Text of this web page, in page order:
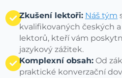
Zkušení lektoři: Náš tým
kvalifikovaných českých
lektorů, kteří vám
jazykový zážitek.
Komplexní obsah: Od
praktické konverzační